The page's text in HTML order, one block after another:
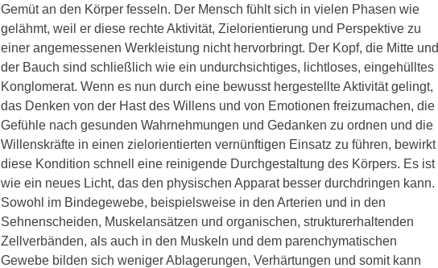
Gemüt an den Körper fesseln. Der Mensch fühlt sich in vielen Phasen wie
gelähmt, weil er diese rechte Aktivität, Zielorientierung und Perspektive zu
einer angemessenen Werkleistung nicht hervorbringt. Der Kopf, die Mitte und
der Bauch sind schließlich wie ein undurchsichtiges, lichtloses, eingehülltes
Konglomerat. Wenn es nun durch eine bewusst hergestellte Aktivität gelingt,
das Denken von der Hast des Willens und von Emotionen freizumachen, die
Gefühle nach gesunden Wahrnehmungen und Gedanken zu ordnen und die
Willenskräfte in einen zielorientierten vernünftigen Einsatz zu führen, bewirkt
diese Kondition schnell eine reinigende Durchgestaltung des Körpers. Es ist
wie ein neues Licht, das den physischen Apparat besser durchdringen kann.
Sowohl im Bindegewebe, beispielsweise in den Arterien und in den
Sehnenscheiden, Muskelansätzen und organischen, strukturerhaltenden
Zellverbänden, als auch in den Muskeln und dem parenchymatischen
Gewebe bilden sich weniger Ablagerungen, Verhärtungen und somit kann